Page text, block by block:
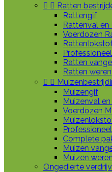
  Ratten
Rattengif
Rattenval en
Voerdozen
Ratten
Ratten weren
 
Muizengif
Muizenval
Voerdozen
Complete
Muizen
Muizen weren
Ongedierte